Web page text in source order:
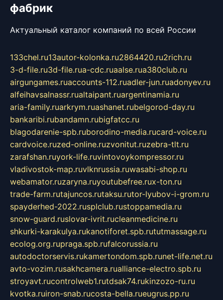
фабрик
Актуальный каталог компаний по всей России
133chel.ru13autor-kolonka.ru2864420.ru2rich.ru
3-d-file.ru3d-file.rua-cdc.ruaalse.rua380club.ru
airgungames.ruaccounts-112.ruadler-jun.ruadonyev.ru
alfeihavsalnassr.rualtaipant.ruargentinamia.ru
aria-family.ruarkrym.ruashanet.rubelgorod-day.ru
bankaribi.rubandamn.rubigfatcc.ru
blagodarenie-spb.ruborodino-media.rucard-voice.ru
cardvoice.ruzed-online.ruzvonitut.ruzebra-tlt.ru
zarafshan.ruyork-life.ruvintovoykompressor.ru
vladivostok-map.ruvlknrussia.ruwasabi-shop.ru
webamator.ruzaryna.ruyoutubefree.rux-ton.ru
trade-farm.rutajuncos.rutaksu.rutor-lyubov-i-grom.ru
spayderhed-2022.rusplclub.rustoppamedia.ru
snow-guard.ruslovar-ivrit.rucleanmedicine.ru
shkurki-karakulya.rukanotiforet.spb.rututmassage.ru
ecolog.org.rupraga.spb.rufalcorussia.ru
autodoctorservis.rukamertondom.spb.runet-life.net.ru
avto-vozim.rusakhcamera.rualliance-electro.spb.ru
stroyavt.rucontrolweb1.rutdsak74.rukinzozo-ru.ru
kvotka.ruiron-snab.rucosta-bella.rueugrus.pp.ru